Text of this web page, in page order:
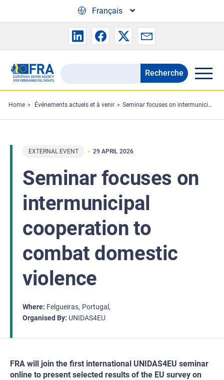
Français
Search
the
FRA
website
Recherche
Home Événements actuels et à venir Seminar focuses on intermunicipal cooperation to combat domestic violence
EXTERNAL EVENT 29 APRIL 2026
Seminar focuses on
intermunicipal
cooperation to
combat domestic
violence
Where Felgueiras Portugal
Organised By UNIDAS4EU
FRA will join the first international UNIDAS4EU seminar
online to present selected results of the EU survey on